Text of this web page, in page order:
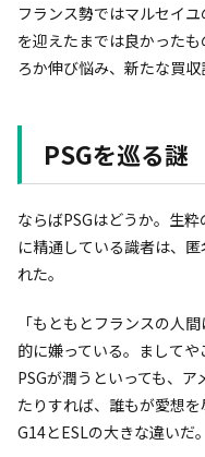
フランス勢ではマルセイ
を迎えたまでは良かった
ろか伸び悩み、新たな買収
PSGを巡る謎
ならばPSGはどうか。生
に精通している識者は、
れた。
「もともとフランスの人
的に嫌っている。まして
PSGが潤うといっても、
たりすれば、誰もが愛想
G14とESLの大きな違いだ。